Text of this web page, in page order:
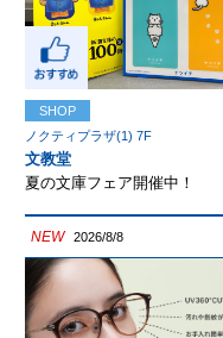
SHOP
ノクティプラザ(1) 7F
文教堂
夏の文庫フェア開催中！
NEW 2026/8/8